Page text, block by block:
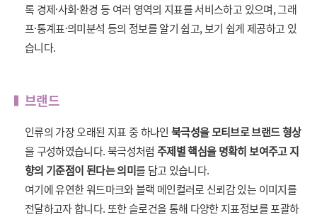
록 경제·사회·환경 등 여러 영역의 지표를 서비스하고 있으며, 그래
프·통계표·의미분석 등의 정보를 알기 쉽고, 보기 쉽게 제공하고 있
습니다.
브랜드
인류의 가장 오래된 지표 중 하나인 북극성을 모티브로 브랜드 형상
을 구성하였습니다. 북극성처럼 주제별 핵심을 명확히 보여주고 지
향의 기준점이 된다는 의미를 담고 있습니다.
여기에 유연한 워드마크와 블랙 메인컬러로 신뢰감 있는 이미지를
전달하고자 합니다. 또한 슬로건을 통해 다양한 지표정보를 포괄하